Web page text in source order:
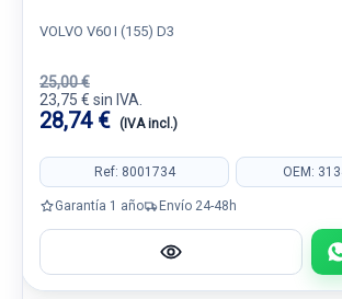
VOLVO V60 I (155) D3
25,00 €
23,75 € sin IVA.
28,74 € (IVA incl.)
Ref: 8001734 OEM:
Garantía 1 año Envío 24-48h